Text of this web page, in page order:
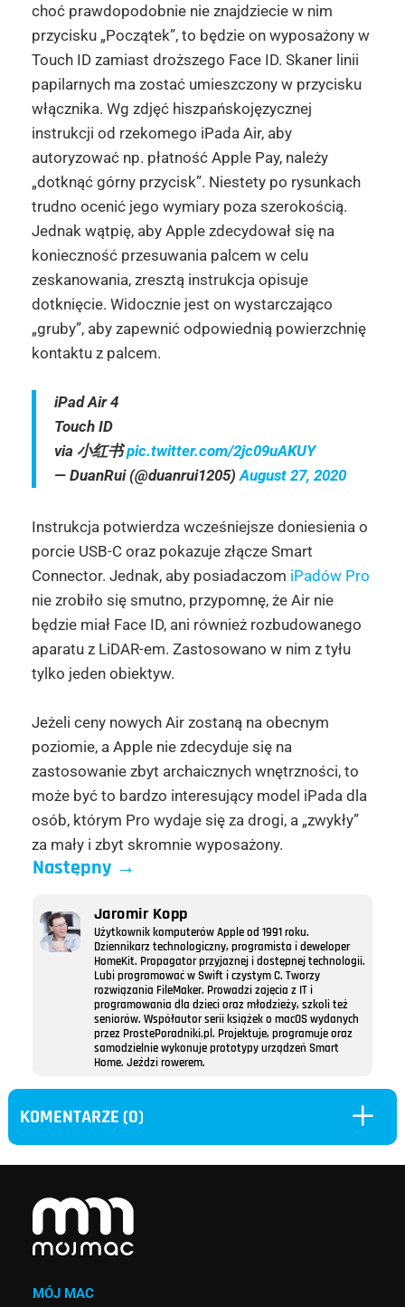
choć prawdopodobnie nie znajdziecie w nim
przycisku „Początek”, to będzie on wyposażony w
Touch ID zamiast droższego Face ID. Skaner linii
papilarnych ma zostać umieszczony w przycisku
włącznika. Wg zdjęć hiszpańskojęzycznej
instrukcji od rzekomego iPada Air, aby
autoryzować np. płatność Apple Pay, należy
„dotknąć górny przycisk”. Niestety po rysunkach
trudno ocenić jego wymiary poza szerokością.
Jednak wątpię, aby Apple zdecydował się na
konieczność przesuwania palcem w celu
zeskanowania, zresztą instrukcja opisuje
dotknięcie. Widocznie jest on wystarczająco
„gruby”, aby zapewnić odpowiednią powierzchnię
kontaktu z palcem.
iPad Air 4
Touch ID
via 小红书pic.twitter.com/2jc09uAKUY
— DuanRui (@duanrui1205)August 27, 2020
Instrukcja potwierdza wcześniejsze doniesienia o
porcie USB-C oraz pokazuje złącze Smart
Connector. Jednak, aby posiadaczom iPadów Pro
nie zrobiło się smutno, przypomnę, że Air nie
będzie miał Face ID, ani również rozbudowanego
aparatu z LiDAR-em. Zastosowano w nim z tyłu
tylko jeden obiektyw.
Jeżeli ceny nowych Air zostaną na obecnym
poziomie, a Apple nie zdecyduje się na
zastosowanie zbyt archaicznych wnętrzności, to
może być to bardzo interesujący model iPada dla
osób, którym Pro wydaje się za drogi, a „zwykły”
za mały i zbyt skromnie wyposażony.
Następny→
Jaromir Kopp
Użytkownik komputerów Apple od 1991 roku.
Dziennikarz technologiczny, programista i deweloper
HomeKit. Propagator przyjaznej i dostępnej technologii.
Lubi programować w Swift i czystym C. Tworzy
rozwiązania FileMaker. Prowadzi zajęcia z IT i
programowania dla dzieci oraz młodzieży, szkoli też
seniorów. Współautor serii książek o macOS wydanych
przez ProstePoradniki.pl. Projektuje, programuje oraz
samodzielnie wykonuje prototypy urządzeń Smart
Home. Jeździ rowerem.
KOMENTARZE (0) L
MÓJ MAC